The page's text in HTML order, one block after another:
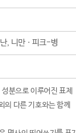
, 니만ㆍ피크-병
분으로 이루어진 표제
다른 기호와는 함께